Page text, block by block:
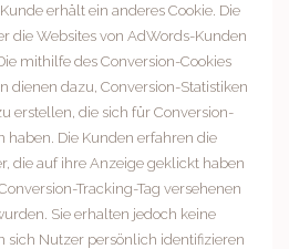
erhält ein anderes Cookie. Die
die Websites von AdWords-Kunden
mithilfe des Conversion-Cookies
dienen dazu, Conversion-Statistiken
erstellen, die sich für Conversion-
haben. Die Kunden erfahren die
die auf ihre Anzeige geklickt haben
Tracking-Tag versehenen
Sie erhalten jedoch keine
sich Nutzer persönlich identifizieren